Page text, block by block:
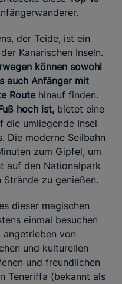
der Teide, ist ein
Kanarischen Inseln.
können sowohl
auch Anfänger mit
Routehinauf finden.
hoch ist, bietet eine
die umliegende Insel
Die moderne Seilbahn
zum Gipfel, um
auf den Nationalpark
zu genießen.
dieser magischen
einmal besuchen
angetrieben von
und kulturellen
und freundlichen
Teneriffa (bekannt als